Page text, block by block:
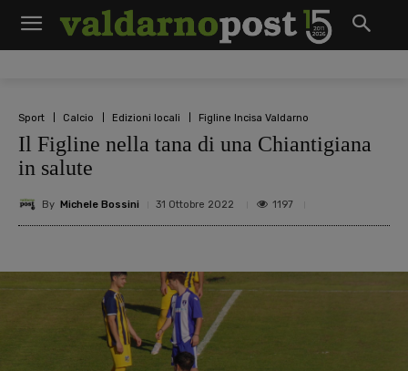
Sport Calcio Edizioni locali Figline Incisa Valdarno
Il Figline nella tana di una Chiantigiana
in salute
By Michele Bossini 31 Ottobre 2022 1197